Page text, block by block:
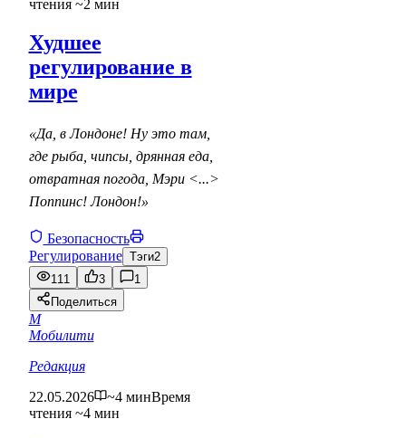
чтения ~2 мин
Худшее
регулирование в
мире
«Да, в Лондоне! Ну это там,
где рыба, чипсы, дрянная еда,
отвратная погода, Мэри <...>
Поппинс! Лондон!»
Безопасность
Регулирование Тэги2
111
3
1
Поделиться
М
Мобилити
Редакция
22.05.2026
~4 минВремя
чтения ~4 мин